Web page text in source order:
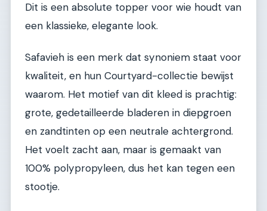
Dit is een absolute topper voor wie houdt van
een klassieke, elegante look.
Safavieh is een merk dat synoniem staat voor
kwaliteit, en hun Courtyard-collectie bewijst
waarom. Het motief van dit kleed is prachtig:
grote, gedetailleerde bladeren in diepgroen
en zandtinten op een neutrale achtergrond.
Het voelt zacht aan, maar is gemaakt van
100% polypropyleen, dus het kan tegen een
stootje.